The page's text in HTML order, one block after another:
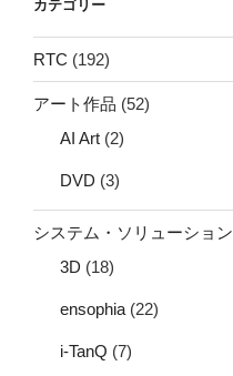
カテゴリー
RTC (192)
アート作品 (52)
AI Art (2)
DVD (3)
システム・ソリューション
3D (18)
ensophia (22)
i-TanQ (7)